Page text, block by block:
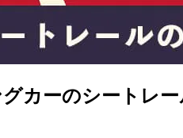
ーのシートレー